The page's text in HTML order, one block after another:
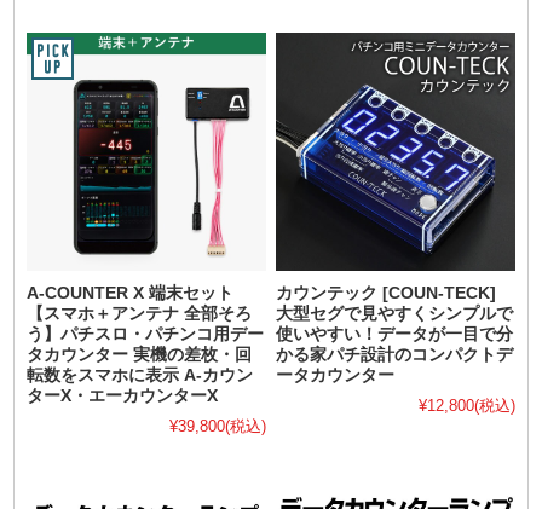
A-COUNTER X 端末セット
【スマホ＋アンテナ 全部そろ
う】パチスロ・パチンコ用デー
タカウンター 実機の差枚・回
転数をスマホに表示 A-カウン
ターX・エーカウンターX
¥39,800(税込)
カウンテック [COUN-TECK]
大型セグで見やすくシンプルで
使いやすい！データが一目で分
かる家パチ設計のコンパクトデ
ータカウンター
¥12,800(税込)